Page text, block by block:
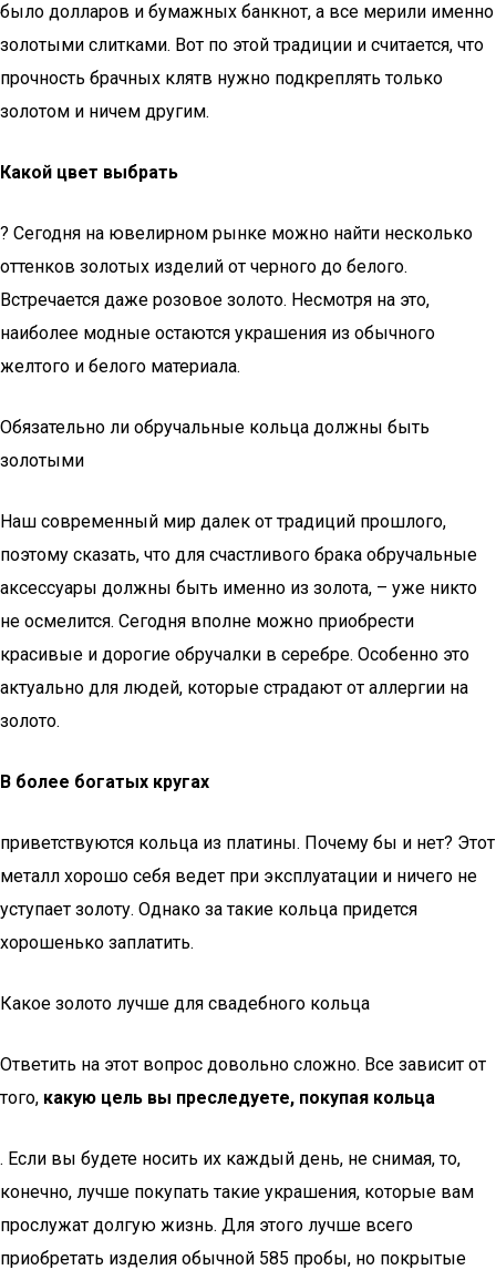
было долларов и бумажных банкнот, а все мерили именно
золотыми слитками. Вот по этой традиции и считается, что
прочность брачных клятв нужно подкреплять только
золотом и ничем другим.
Какой цвет выбрать
? Сегодня на ювелирном рынке можно найти несколько
оттенков золотых изделий от черного до белого.
Встречается даже розовое золото. Несмотря на это,
наиболее модные остаются украшения из обычного
желтого и белого материала.
Обязательно ли обручальные кольца должны быть
золотыми
Наш современный мир далек от традиций прошлого,
поэтому сказать, что для счастливого брака обручальные
аксессуары должны быть именно из золота, – уже никто
не осмелится. Сегодня вполне можно приобрести
красивые и дорогие обручалки в серебре. Особенно это
актуально для людей, которые страдают от аллергии на
золото.
В более богатых кругах
приветствуются кольца из платины. Почему бы и нет? Этот
металл хорошо себя ведет при эксплуатации и ничего не
уступает золоту. Однако за такие кольца придется
хорошенько заплатить.
Какое золото лучше для свадебного кольца
Ответить на этот вопрос довольно сложно. Все зависит от
того, какую цель вы преследуете, покупая кольца
. Если вы будете носить их каждый день, не снимая, то,
конечно, лучше покупать такие украшения, которые вам
прослужат долгую жизнь. Для этого лучше всего
приобретать изделия обычной 585 пробы, но покрытые